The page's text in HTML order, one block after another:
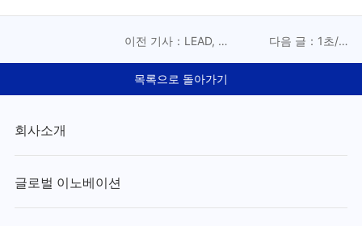
이전 기사：LEAD, 블
·PACK 스마트 조립 첨
단 솔루션 공개
다음 글：1초/개
리전스(Hydroguide
목록으로 돌아가기
회사소개
글로벌 이노베이션